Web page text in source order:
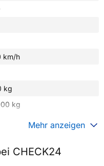
km/h
kg
kg
Mehr anzeigen
CHECK24